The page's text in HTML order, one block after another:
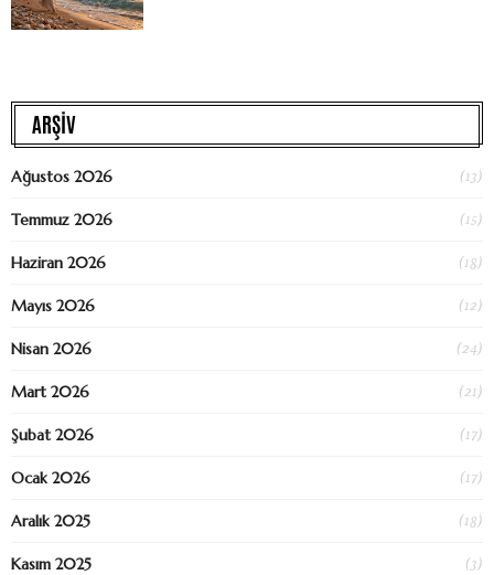
ARŞİV
Ağustos 2026 (13)
Temmuz 2026 (15)
Haziran 2026 (18)
Mayıs 2026 (12)
Nisan 2026 (24)
Mart 2026 (21)
Şubat 2026 (17)
Ocak 2026 (17)
Aralık 2025 (18)
Kasım 2025 (3)